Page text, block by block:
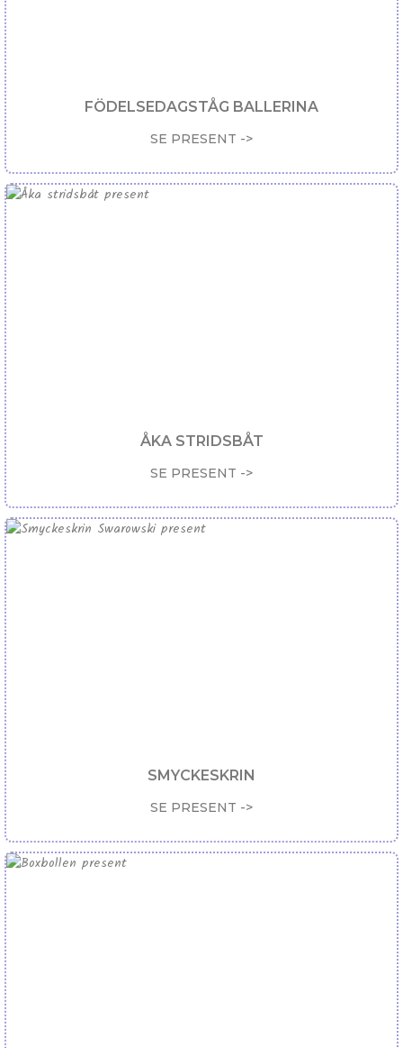
FÖDELSEDAGSTÅG BALLERINA
SE PRESENT ->
ÅKA STRIDSBÅT
SE PRESENT ->
SMYCKESKRIN
SE PRESENT ->